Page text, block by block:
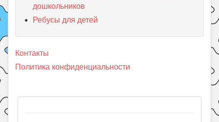
дошкольников
Ребусы для детей
Контакты
Политика конфиденциальности